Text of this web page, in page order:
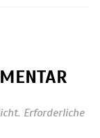
Erforderliche